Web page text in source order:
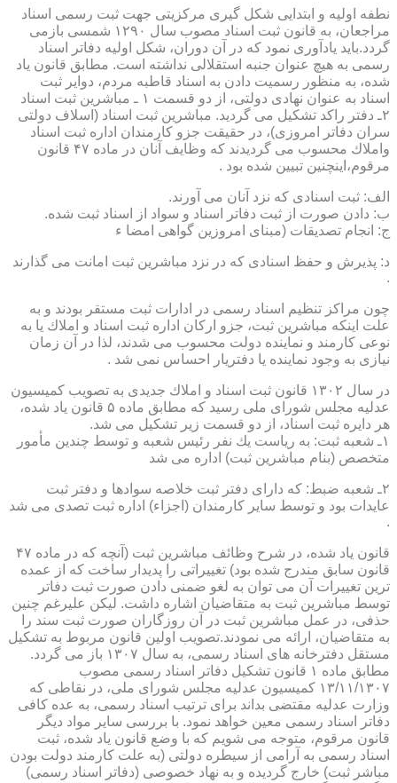
نطفه اولیه و ابتدایی شكل گیری مركزیتی جهت ثبت رسمی اسناد
مراجعان، به قانون ثبت اسناد مصوب سال ۱۲۹۰ شمسی بازمی
گردد.باید یادآوری نمود كه در آن دوران، شكل اولیه دفاتر اسناد
رسمی به هیچ عنوان جنبه استقلالی نداشته است. مطابق قانون یاد
شده، به منظور رسمیت دادن به اسناد قاطبه مردم، دوایر ثبت
اسناد به عنوان نهادی دولتی، از دو قسمت ۱ ـ مباشرین ثبت اسناد
۲ـ دفتر راكد تشكیل می گردید. مباشرین ثبت اسناد (اسلاف دولتی
سران دفاتر امروزی)، در حقیقت جزو كارمندان اداره ثبت اسناد
واملاك محسوب می گردیدند كه وظایف آنان در ماده ۴۷ قانون
مرقوم،اینچنین تبیین شده بود .
الف: ثبت اسنادی كه نزد آنان می آورند.
ب: دادن صورت از ثبت دفاتر اسناد و سواد از اسناد ثبت شده.
ج: انجام تصدیقات (مبنای امروزین گواهی امضا ء
د: پذیرش و حفظ اسنادی كه در نزد مباشرین ثبت امانت می گذارند
.
چون مراكز تنظیم اسناد رسمی در ادارات ثبت مستقر بودند و به
علت اینكه مباشرین ثبت، جزو اركان اداره ثبت اسناد و املاك یا به
نوعی كارمند و نماینده دولت محسوب می شدند، لذا در آن زمان
نیازی به وجود نماینده یا دفتریار احساس نمی شد .
در سال ۱۳۰۲ قانون ثبت اسناد و املاك جدیدی به تصویب كمیسیون
عدلیه مجلس شورای ملی رسید كه مطابق ماده ۵ قانون یاد شده،
هر دایره ثبت اسناد، از دو قسمت زیر تشكیل می شد.
۱ـ شعبه ثبت: به ریاست یك نفر رئیس شعبه و توسط چندین مأمور
متخصص (بنام مباشرین ثبت) اداره می شد
۲ـ شعبه ضبط: كه دارای دفتر ثبت خلاصه سوادها و دفتر ثبت
عایدات بود و توسط سایر كارمندان (اجزاء) اداره ثبت تصدی می شد
.
قانون یاد شده، در شرح وظائف مباشرین ثبت (آنچه كه در ماده ۴۷
قانون سابق مندرج شده بود) تغییراتی را پدیدار ساخت كه از عمده
ترین تغییرات آن می توان به لغو ضمنی دادن صورت ثبت دفاتر
توسط مباشرین ثبت به متقاضیان اشاره داشت. لیكن علیرغم چنین
حذفی، در عمل مباشرین ثبت در آن روزگاران صورت ثبت سند را
به متقاضیان، ارائه می نمودند.تصویب اولین قانون مربوط به تشكیل
مستقل دفترخانه های اسناد رسمی، به سال ۱۳۰۷ باز می گردد.
مطابق ماده ۱ قانون تشكیل دفاتر اسناد رسمی مصوب
۱۳/۱۱/۱۳۰۷ كمیسیون عدلیه مجلس شورای ملی، در نقاطی كه
وزارت عدلیه مقتضی بداند برای ترتیب اسناد رسمی، به عده كافی
دفاتر اسناد رسمی معین خواهد نمود. با بررسی سایر مواد دیگر
قانون مرقوم، متوجه می شویم كه با وضع قانون یاد شده، ثبت
اسناد رسمی به آرامی از سیطره دولتی (به علت كارمند دولت بودن
مباشر ثبت) خارج گردیده و به نهاد خصوصی (دفاتر اسناد رسمی)